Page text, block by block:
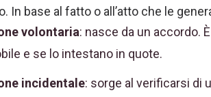
In base al fatto o all’atto che le
volontaria: nasce da un accordo.
e se lo intestano in quote.
incidentale: sorge al verificarsi di